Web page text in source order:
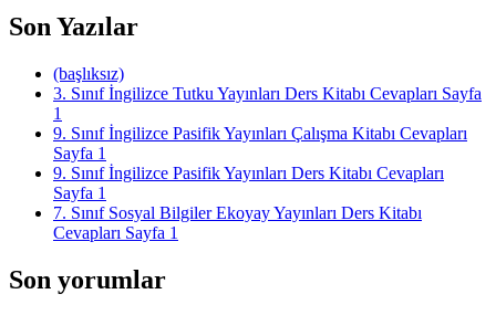
Son Yazılar
(başlıksız)
3. Sınıf İngilizce Tutku Yayınları Ders Kitabı Cevapları Sayfa
1
9. Sınıf İngilizce Pasifik Yayınları Çalışma Kitabı Cevapları
Sayfa 1
9. Sınıf İngilizce Pasifik Yayınları Ders Kitabı Cevapları
Sayfa 1
7. Sınıf Sosyal Bilgiler Ekoyay Yayınları Ders Kitabı
Cevapları Sayfa 1
Son yorumlar